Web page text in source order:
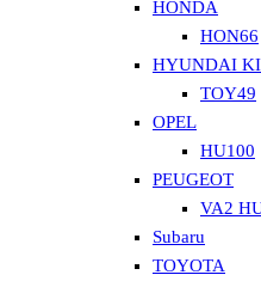
HONDA
HON66
HYUNDAI
TOY49
OPEL
HU100
PEUGEOT
VA2
Subaru
TOYOTA